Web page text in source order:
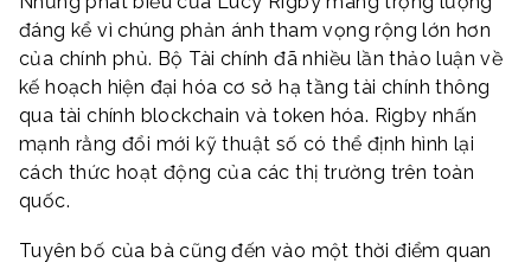
đáng kể vì chúng phản ánh tham vọng rộng lớn hơn
của chính phủ. Bộ Tài chính đã nhiều lần thảo luận về
kế hoạch hiện đại hóa cơ sở hạ tầng tài chính thông
qua tài chính blockchain và token hóa. Rigby nhấn
mạnh rằng đổi mới kỹ thuật số có thể định hình lại
cách thức hoạt động của các thị trường trên toàn
quốc.
Tuyên bố của bà cũng đến vào một thời điểm quan